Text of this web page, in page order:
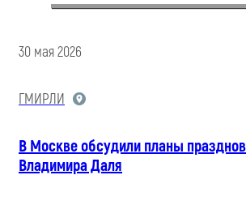
30 мая 2026
ГМИРЛИ
В Москве обсудили планы
Владимира Даля